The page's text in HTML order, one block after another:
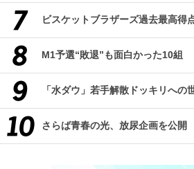
ビスケットブラザーズ過去最高得
M1予選“敗退”も面白かった10組
「水ダウ」若手解散ドッキリへの
さらば青春の光、放尿企画を公開